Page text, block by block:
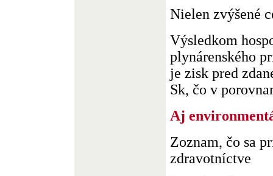
Nielen zvýšené
Výsledkom
plynárenského
je zisk pred
Sk, čo v
Aj
Zoznam, čo sa
zdravotníctve